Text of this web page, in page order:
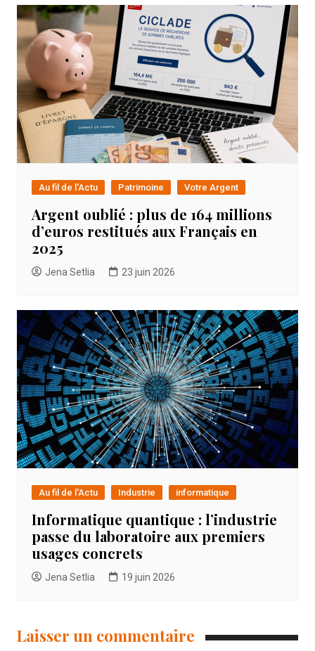
Au fil de l'Actu Patrimoine Votre Argent
Argent oublié : plus de 164 millions
d’euros restitués aux Français en
2025
Jena Setlia 23 juin 2026
Au fil de l'Actu Industrie informatique
Informatique quantique : l’industrie
passe du laboratoire aux premiers
usages concrets
Jena Setlia 19 juin 2026
Laisser un commentaire